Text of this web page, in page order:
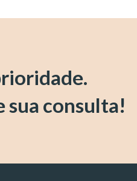
sua consulta!